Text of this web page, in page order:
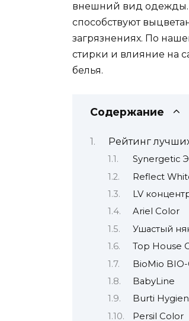
внешний вид одежды.
способствуют
загрязнениях. По
стирки и влияние на
белья.
Содержание
Рейтинг
Synergetic
Reflect
LV
Ariel Color
Ушастый
Top House
BioMio BIO-
BabyLine
Burti
Persil Color